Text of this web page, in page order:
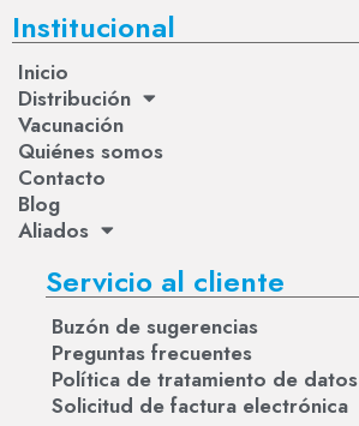
Institucional
Inicio
Distribución
Vacunación
Quiénes somos
Contacto
Blog
Aliados
Servicio al cliente
Buzón de sugerencias
Preguntas frecuentes
Política de tratamiento de datos
Solicitud de factura electrónica